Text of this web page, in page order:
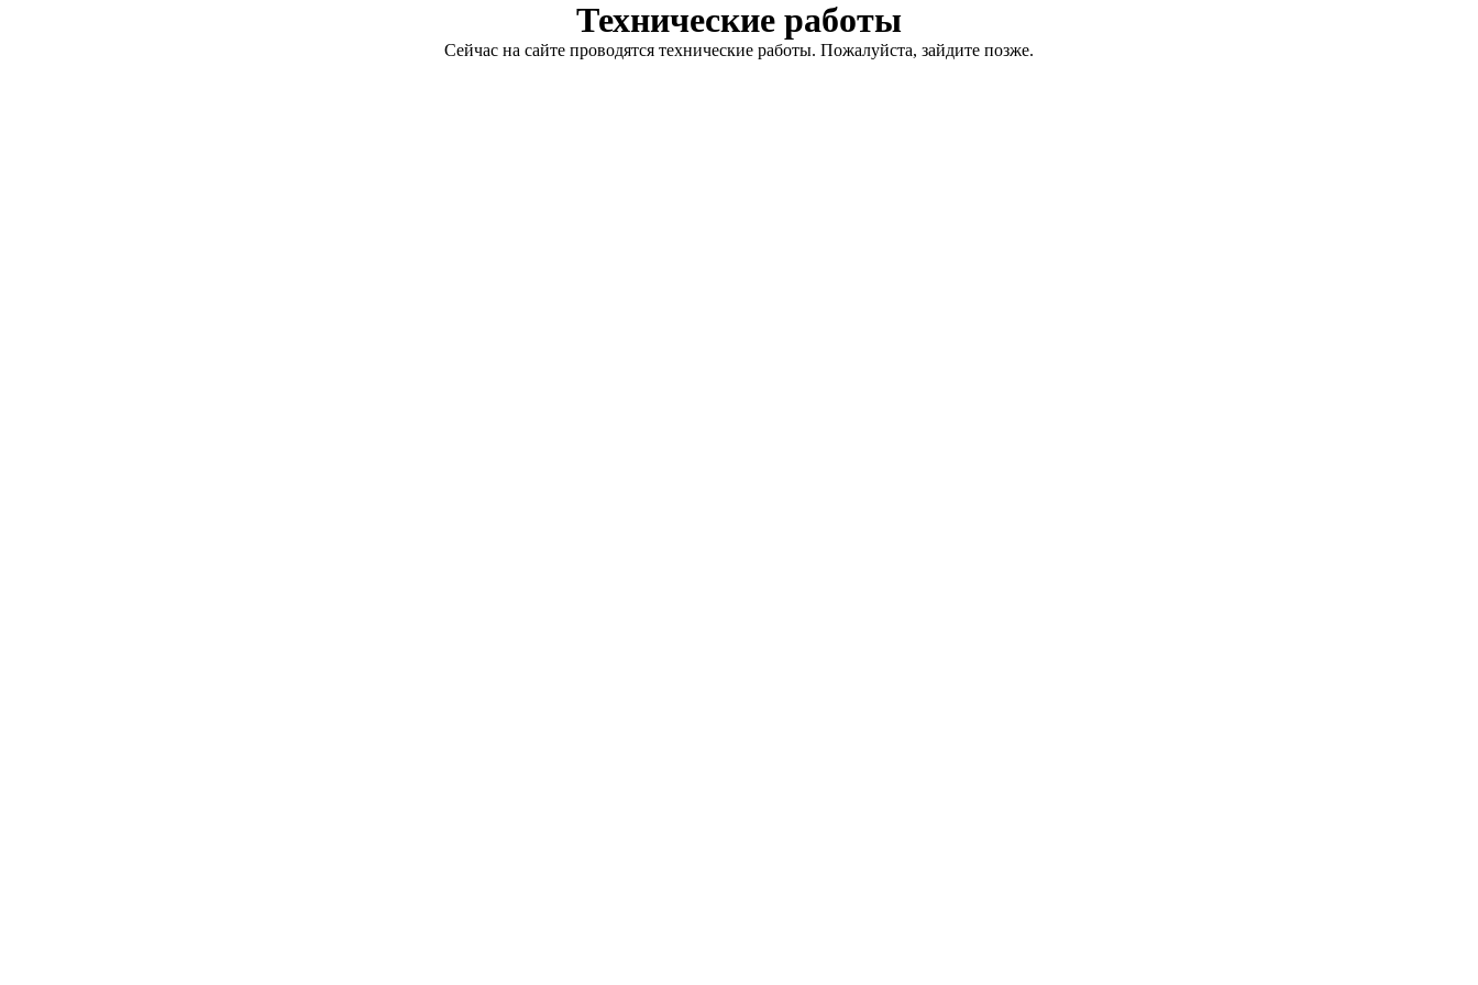
Технические работы
Сейчас на сайте проводятся технические работы. Пожалуйста, зайдите позже.